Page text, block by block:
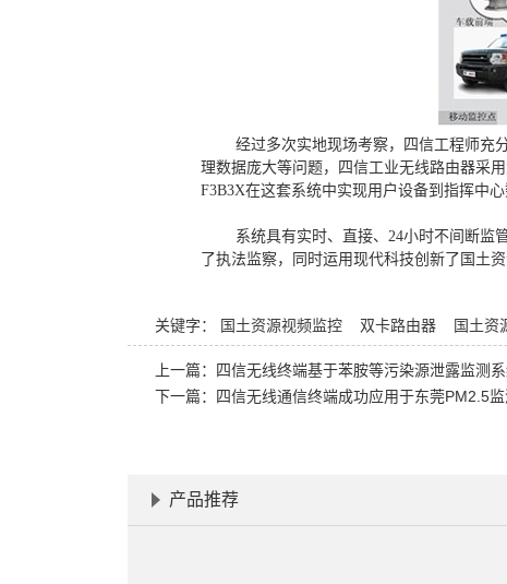
经过多次实地现场考察，四信工程师充分
理数据庞大等问题，四信工业无线路由器采
F3B3X在这套系统中实现用户设备到指挥中
系统具有实时、直接、24小时不间断监管
了执法监察，同时运用现代科技创新了国土资
关键字： 国土资源视频监控 双卡路由器 国土资
上一篇：
四信无线终端基于苯胺等污染源泄露监测
下一篇：
四信无线通信终端成功应用于东莞PM2.5监
产品推荐